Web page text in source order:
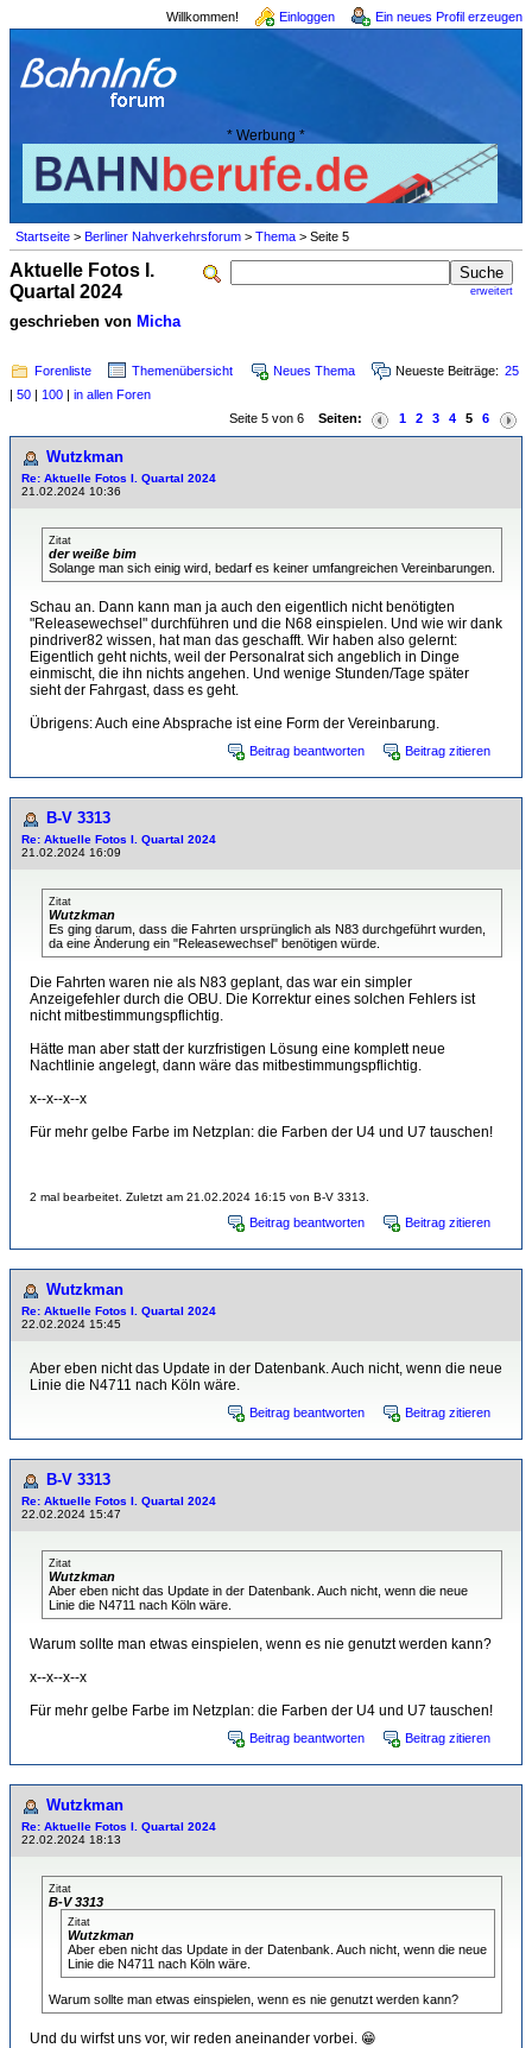
Willkommen! Einloggen Ein neues Profil erzeugen
* Werbung *
Startseite > Berliner Nahverkehrsforum > Thema > Seite 5
erweitert
Aktuelle Fotos I.
Quartal 2024
geschrieben von Micha
Forenliste Themenübersicht Neues Thema Neueste Beiträge: 25
| 50 | 100 | in allen Foren
Seite 5 von 6 Seiten: 1 2 3 4 5 6
Wutzkman
Re: Aktuelle Fotos I. Quartal 2024
21.02.2024 10:36
Zitat
der weiße bim
Solange man sich einig wird, bedarf es keiner umfangreichen Vereinbarungen.
Schau an. Dann kann man ja auch den eigentlich nicht benötigten
"Releasewechsel" durchführen und die N68 einspielen. Und wie wir dank
pindriver82 wissen, hat man das geschafft. Wir haben also gelernt:
Eigentlich geht nichts, weil der Personalrat sich angeblich in Dinge
einmischt, die ihn nichts angehen. Und wenige Stunden/Tage später
sieht der Fahrgast, dass es geht.
Übrigens: Auch eine Absprache ist eine Form der Vereinbarung.
Beitrag beantworten Beitrag zitieren
B-V 3313
Re: Aktuelle Fotos I. Quartal 2024
21.02.2024 16:09
Zitat
Wutzkman
Es ging darum, dass die Fahrten ursprünglich als N83 durchgeführt wurden,
da eine Änderung ein "Releasewechsel" benötigen würde.
Die Fahrten waren nie als N83 geplant, das war ein simpler
Anzeigefehler durch die OBU. Die Korrektur eines solchen Fehlers ist
nicht mitbestimmungspflichtig.
Hätte man aber statt der kurzfristigen Lösung eine komplett neue
Nachtlinie angelegt, dann wäre das mitbestimmungspflichtig.
x--x--x--x
Für mehr gelbe Farbe im Netzplan: die Farben der U4 und U7 tauschen!
2 mal bearbeitet. Zuletzt am 21.02.2024 16:15 von B-V 3313.
Beitrag beantworten Beitrag zitieren
Wutzkman
Re: Aktuelle Fotos I. Quartal 2024
22.02.2024 15:45
Aber eben nicht das Update in der Datenbank. Auch nicht, wenn die neue
Linie die N4711 nach Köln wäre.
Beitrag beantworten Beitrag zitieren
B-V 3313
Re: Aktuelle Fotos I. Quartal 2024
22.02.2024 15:47
Zitat
Wutzkman
Aber eben nicht das Update in der Datenbank. Auch nicht, wenn die neue
Linie die N4711 nach Köln wäre.
Warum sollte man etwas einspielen, wenn es nie genutzt werden kann?
x--x--x--x
Für mehr gelbe Farbe im Netzplan: die Farben der U4 und U7 tauschen!
Beitrag beantworten Beitrag zitieren
Wutzkman
Re: Aktuelle Fotos I. Quartal 2024
22.02.2024 18:13
Zitat
B-V 3313
Zitat
Wutzkman
Aber eben nicht das Update in der Datenbank. Auch nicht, wenn die neue
Linie die N4711 nach Köln wäre.
Warum sollte man etwas einspielen, wenn es nie genutzt werden kann?
Und du wirfst uns vor, wir reden aneinander vorbei. 😁